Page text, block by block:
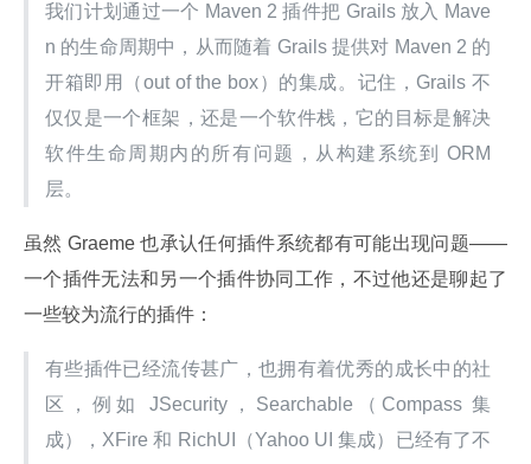
我们计划通过一个 Maven 2 插件把 Grails 放入 Mave
n 的生命周期中，从而随着 Grails 提供对 Maven 2 的
开箱即用（out of the box）的集成。记住，Grails 不
仅仅是一个框架，还是一个软件栈，它的目标是解决
软件生命周期内的所有问题，从构建系统到 ORM
层。
虽然 Graeme 也承认任何插件系统都有可能出现问题——
一个插件无法和另一个插件协同工作，不过他还是聊起了
一些较为流行的插件：
有些插件已经流传甚广，也拥有着优秀的成长中的社
区，例如 JSecurity，Searchable（Compass 集
成），XFire 和 RichUI（Yahoo UI 集成）已经有了不